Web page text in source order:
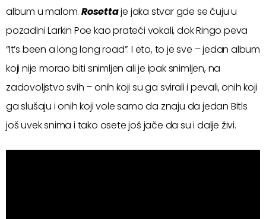
album u malom.Rosettaje jaka stvar gde se čuju u
pozadini Larkin Poe kao prateći vokali, dok Ringo peva
“It’s been a long long road”. I eto, to je sve – jedan album
koji nije morao biti snimljen ali je ipak snimljen, na
zadovoljstvo svih – onih koji su ga svirali i pevali, onih koji
ga slušaju i onih koji vole samo da znaju da jedan Bitls
još uvek snima i tako osete još jače da su i dalje živi.